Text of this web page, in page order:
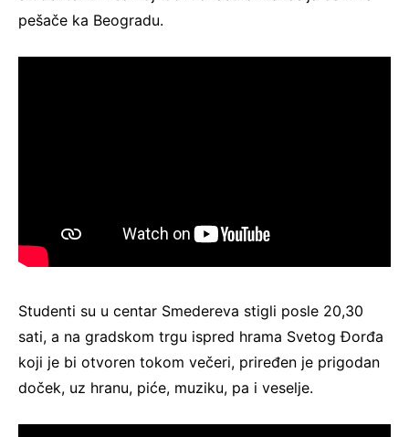
pešače ka Beogradu.
Studenti su u centar Smedereva stigli posle 20,30
sati, a na gradskom trgu ispred hrama Svetog Đorđa
koji je bi otvoren tokom večeri, priređen je prigodan
doček, uz hranu, piće, muziku, pa i veselje.